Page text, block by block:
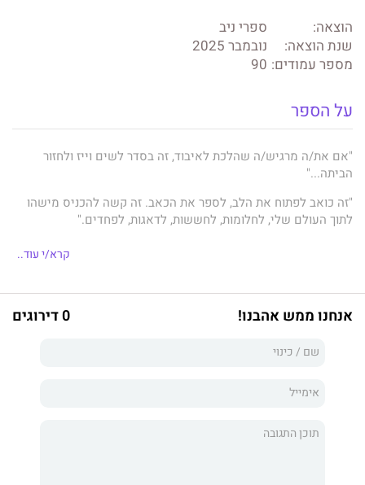
הוצאה:
ספרי ניב
שנת הוצאה:
נובמבר 2025
מספר עמודים: 90
על הספר
"אם את/ה מרגיש/ה שהלכת לאיבוד, זה בסדר לשים וייז ולחזור
הביתה..."
"זה כואב לפתוח את הלב, לספר את הכאב. זה קשה להכניס מישהו
לתוך העולם שלי, לחלומות, לחששות, לדאגות, לפחדים."
הספר הזה הוא מקבץ של פתקים מהטלפון שנכתבו ברגעים שמחים,
אני אזרתי אומץ ופתחתי את הלב שלי בפניכם. אני רוצה שתאזרו
אומץ ותפתחו את הלב בפני עצמכם.
עצמית. אני רוצה שתרגישו שיש מי שמבין אתכם, שאתם לא לבד.
טעימה מהספר:
קרא/י עוד..
אנחנו ממש אהבנו! 0 דירוגים